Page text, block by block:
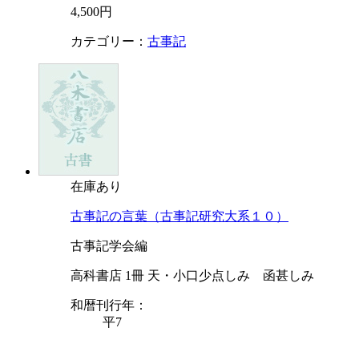
4,500円
カテゴリー： 古事記
在庫あり
古事記の言葉（古事記研究大系１０）
古事記学会編
高科書店 1冊 天・小口少点しみ 函甚しみ
和暦刊行年：
平7